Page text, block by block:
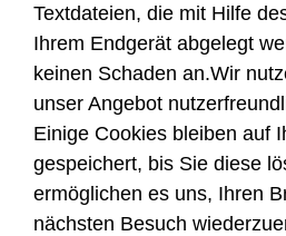
Textdateien, die mit Hilfe
Ihrem Endgerät abgelegt
keinen Schaden an.Wir
unser Angebot
Einige Cookies bleiben auf
gespeichert, bis Sie diese
ermöglichen es uns, Ihren
nächsten Besuch